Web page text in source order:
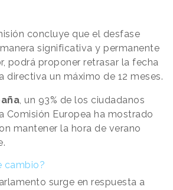
concluye que el desfase
significativa y permanente
podrá proponer retrasar la fecha
directiva un máximo de 12 meses.
, un 93% de los ciudadanos
Comisión Europea ha mostrado
mantener la hora de verano
cambio?
surge en respuesta a